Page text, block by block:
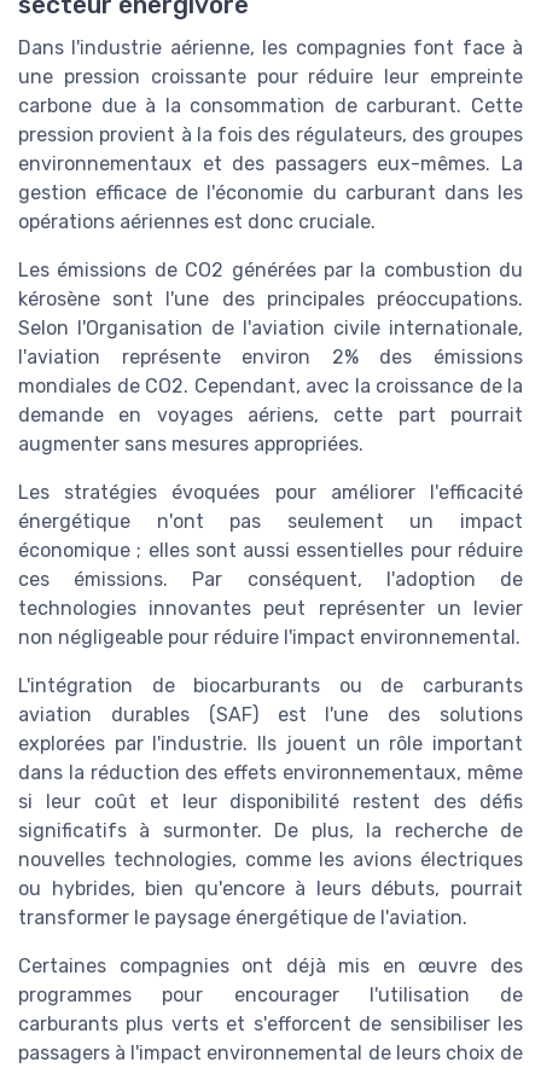
Dans l'industrie aérienne, les compagnies font face à
une pression croissante pour réduire leur empreinte
carbone due à la consommation de carburant. Cette
pression provient à la fois des régulateurs, des groupes
environnementaux et des passagers eux-mêmes. La
gestion efficace de l'économie du carburant dans les
opérations aériennes est donc cruciale.
Les émissions de CO2 générées par la combustion du
kérosène sont l'une des principales préoccupations.
Selon l'Organisation de l'aviation civile internationale,
l'aviation représente environ 2% des émissions
mondiales de CO2. Cependant, avec la croissance de la
demande en voyages aériens, cette part pourrait
augmenter sans mesures appropriées.
Les stratégies évoquées pour améliorer l'efficacité
énergétique n'ont pas seulement un impact
économique ; elles sont aussi essentielles pour réduire
ces émissions. Par conséquent, l'adoption de
technologies innovantes peut représenter un levier
non négligeable pour réduire l'impact environnemental.
L'intégration de biocarburants ou de carburants
aviation durables (SAF) est l'une des solutions
explorées par l'industrie. Ils jouent un rôle important
dans la réduction des effets environnementaux, même
si leur coût et leur disponibilité restent des défis
significatifs à surmonter. De plus, la recherche de
nouvelles technologies, comme les avions électriques
ou hybrides, bien qu'encore à leurs débuts, pourrait
transformer le paysage énergétique de l'aviation.
Certaines compagnies ont déjà mis en œuvre des
programmes pour encourager l'utilisation de
carburants plus verts et s'efforcent de sensibiliser les
passagers à l'impact environnemental de leurs choix de